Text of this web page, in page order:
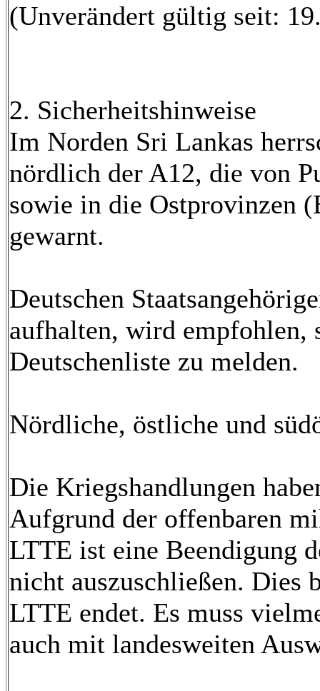
(Unverändert gültig seit:
2. Sicherheitshinweise
Im Norden Sri Lankas
nördlich der A12, die von
sowie in die Ostprovinzen
gewarnt.
Deutschen
aufhalten, wird empfohlen,
Deutschenliste zu melden.
Nördliche, östliche und
Die Kriegshandlungen
Aufgrund der offenbaren
LTTE ist eine Beendigung
nicht auszuschließen. Dies
LTTE endet. Es muss
auch mit landesweiten